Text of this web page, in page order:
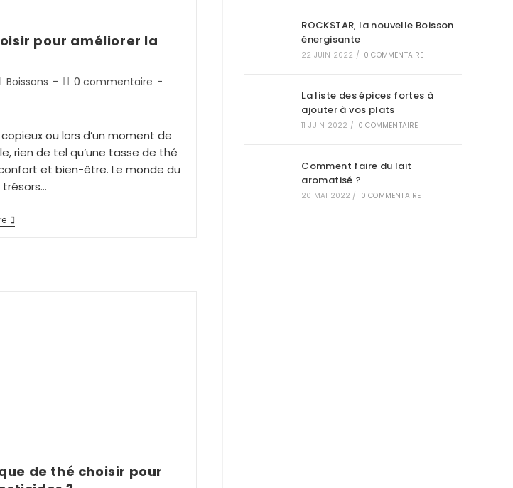
pour améliorer la
Boissons
0 commentaire
ou lors d’un moment de
rien de tel qu’une tasse de thé
et bien-être. Le monde du
de thé choisir pour
ROCKSTAR, la nouvelle Boisson
énergisante
22 JUIN 2022 / 0 COMMENTAIRE
La liste des épices fortes à
ajouter à vos plats
11 JUIN 2022 / 0 COMMENTAIRE
Comment faire du lait
aromatisé ?
20 MAI 2022 / 0 COMMENTAIRE